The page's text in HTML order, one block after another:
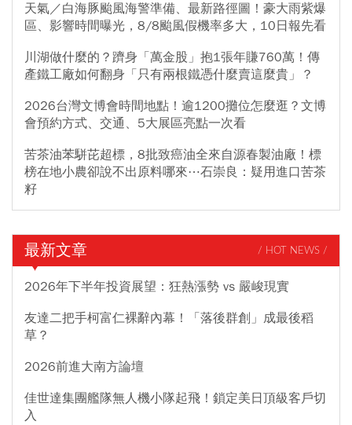
天氣／白海豚颱風海警準備、最新路徑圖！豪大雨紫爆
區、影響時間曝光，8/8颱風假機率多大，10日報先看
川湖做什麼的？躋身「萬金股」抱1張年賺760萬！傳
產鐵工廠如何翻身「只有兩根鐵憑什麼賣這麼貴」？
2026台灣文博會時間地點！逾1200攤位怎麼逛？文博
會預約方式、交通、5大展區亮點一次看
苦茶油苯駢芘超標，8批致癌油全來自源春製油廠！標
榜在地小農卻說不出原料哪來⋯石崇良：疑用進口苦茶
籽
最新文章 / HOT NEWS /
2026年下半年投資展望：狂熱漲勢 vs 嚴峻現實
友達二把手柯富仁裸辭內幕！「落後群創」成最後稻
草？
2026前進大南方論壇
佳世達集團艦隊無人機小隊起飛！鎖定美日頂級客戶切
入